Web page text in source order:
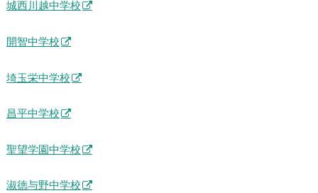
城西川越中学校
開智中学校
埼玉栄中学校
昌平中学校
聖望学園中学校
淑徳与野中学校